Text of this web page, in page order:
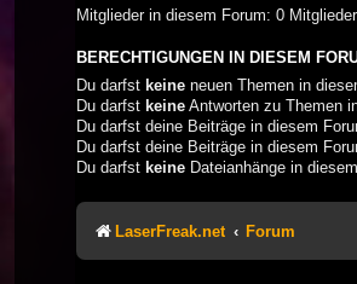
Mitglieder in diesem Forum: 0
BERECHTIGUNGEN IN DIESEM
Du darfst keine neuen Themen in
Du darfst keine Antworten zu Themen
Du darfst deine Beiträge in diesem
Du darfst deine Beiträge in diesem
Du darfst keine Dateianhänge in
LaserFreak.net Forum